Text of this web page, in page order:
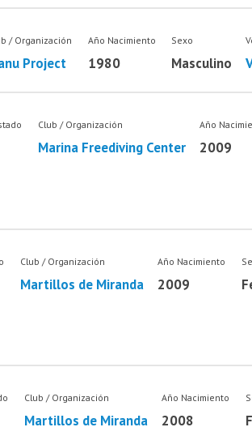
/ Organización
Project
Año Nacimiento
1980
Sexo
Masculino
Club / Organización
Marina Freediving Center
Año
2009
Club / Organización
Martillos de Miranda
Año Nacimiento
2009
Club / Organización
Martillos de Miranda
Año Nacimiento
2008